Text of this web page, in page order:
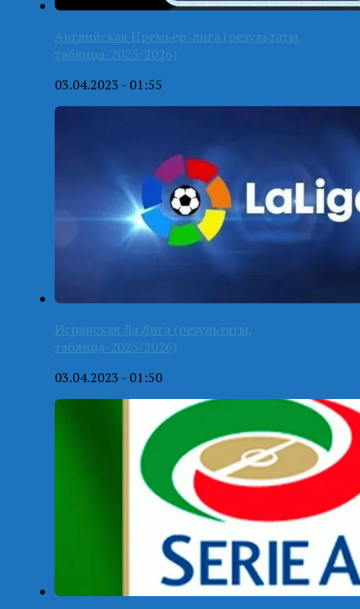
Английская Премьер-лига (результаты,
таблица-2025/2026)
03.04.2023 - 01:55
Испанская Ла Лига (результаты,
таблица-2025/2026)
03.04.2023 - 01:50